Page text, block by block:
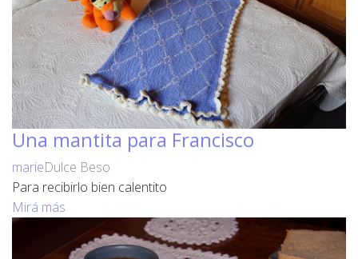
Una mantita para Francisco
marieDulce Beso
Para recibirlo bien calentito
Mirá más